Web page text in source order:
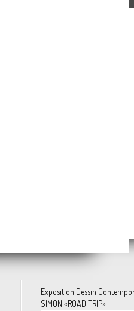
Exposition Dessin
SIMON «ROAD TRIP»